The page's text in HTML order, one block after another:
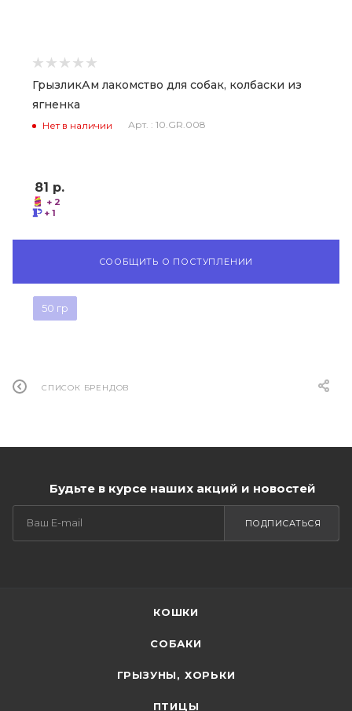
ГрызликАм лакомство для собак, колбаски из
ягненка
Нет в наличии Арт. : 10.GR.008
81 р.
+ 2
+ 1
СООБЩИТЬ О ПОСТУПЛЕНИИ
50 гр
СПИСОК БРЕНДОВ
Будьте в курсе наших акций и новостей
ПОДПИСАТЬСЯ
КОШКИ
СОБАКИ
ГРЫЗУНЫ, ХОРЬКИ
ПТИЦЫ